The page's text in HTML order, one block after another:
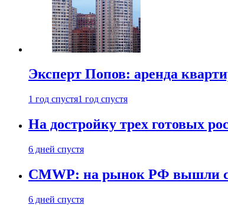
Эксперт Попов: аренда
1 год спустя1 год спустя
На достройку трех готовых
6 дней спустя
CMWP: на рынок РФ вышли
6 дней спустя